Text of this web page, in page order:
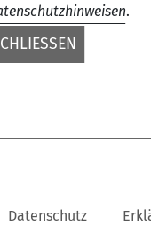
Datenschutz
.